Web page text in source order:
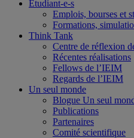
Étudiant-e-s
Emplois, bourses et
Formations,
Think Tank
Centre de réflexion
Récentes réalisations
Fellows de l’IEIM
Regards de l’IEIM
Un seul monde
Blogue Un seul
Publications
Partenaires
Comité scientifique